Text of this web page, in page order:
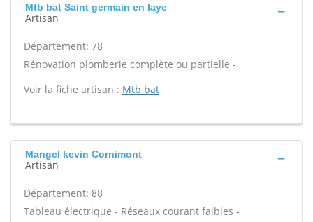
Mtb bat Saint germain en laye
Artisan
Département: 78
Rénovation plomberie complète ou partielle -
Voir la fiche artisan : Mtb bat
Mangel kevin Cornimont
Artisan
Département: 88
Tableau électrique - Réseaux courant faibles -